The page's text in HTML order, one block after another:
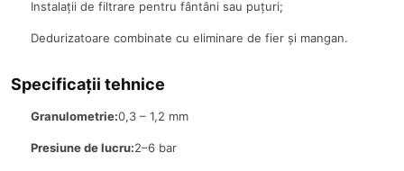
Instalații de filtrare pentru fântâni sau puțuri;
Dedurizatoare combinate cu eliminare de fier și mangan.
Specificații tehnice
Granulometrie:0,3 – 1,2 mm
Presiune de lucru:2–6 bar